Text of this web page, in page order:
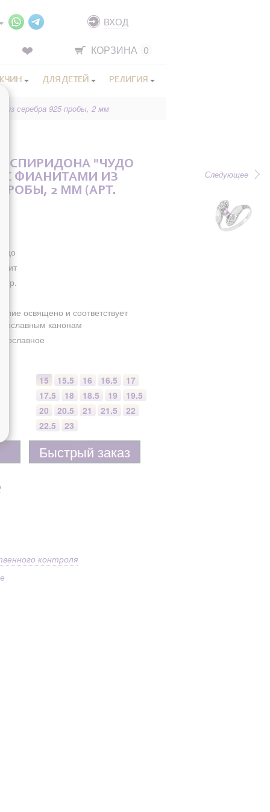
ВХОД
КОРЗИНА 0
ДЛЯ ДЕТЕЙ РЕЛИГИЯ
из серебра 925 пробы, 2 мм
Следующее
СПИРИДОНА "ЧУДО
С ФИАНИТАМИ ИЗ
2 ММ (АРТ.
гр.
освящено и соответствует
канонам
15 15.5 16 16.5
17
17.5
18 18.5 19
19.5
20
20.5 21 21.5
22
22.5
23
Быстрый заказ
контроля